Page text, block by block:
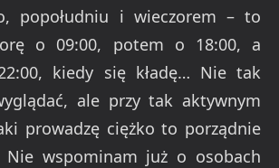
popołudniu i wieczorem – to
o 09:00, potem o 18:00, a
kiedy się kładę… Nie tak
ale przy tak aktywnym
prowadzę ciężko to porządnie
Nie wspominam już o osobach